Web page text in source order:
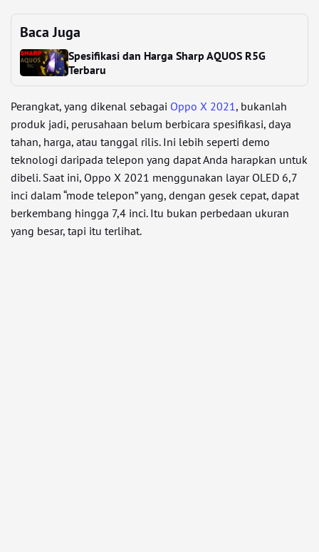
Baca Juga
Spesifikasi dan Harga Sharp AQUOS R5G
Terbaru
Perangkat, yang dikenal sebagai Oppo X 2021, bukanlah
produk jadi, perusahaan belum berbicara spesifikasi, daya
tahan, harga, atau tanggal rilis. Ini lebih seperti demo
teknologi daripada telepon yang dapat Anda harapkan untuk
dibeli. Saat ini, Oppo X 2021 menggunakan layar OLED 6,7
inci dalam “mode telepon” yang, dengan gesek cepat, dapat
berkembang hingga 7,4 inci. Itu bukan perbedaan ukuran
yang besar, tapi itu terlihat.